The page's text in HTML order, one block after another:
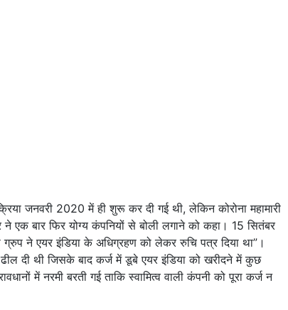
जनवरी 2020 में ही शुरू कर दी गई थी, लेकिन कोरोना महामारी
बार फिर योग्य कंपनियों से बोली लगाने को कहा। 15 सितंबर
ने एयर इंडिया के अधिग्रहण को लेकर रुचि पत्र दिया था”।
दी थी जिसके बाद कर्ज में डूबे एयर इंडिया को खरीदने में कुछ
में नरमी बरती गई ताकि स्वामित्व वाली कंपनी को पूरा कर्ज न